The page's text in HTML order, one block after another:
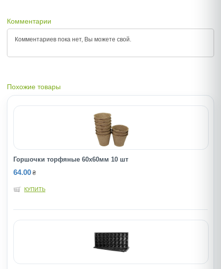
Комментарии
Комментариев пока нет, Вы можете свой.
Похожие товары
Горшочки торфяные 60х60мм 10 шт
64.00 ₴
КУПИТЬ